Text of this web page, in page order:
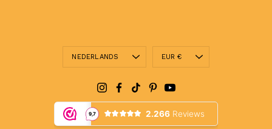
Taal
NEDERLANDS Valuta
EUR €